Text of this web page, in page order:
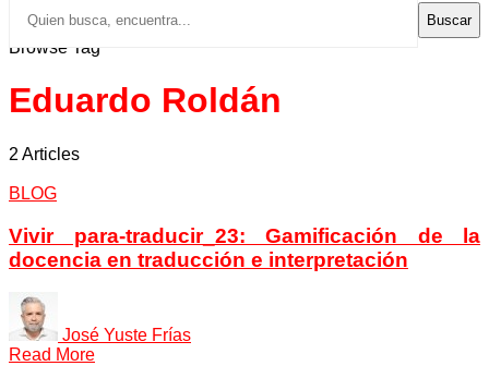
Buscar
Browse Tag
Eduardo Roldán
2 Articles
BLOG
Vivir para-traducir_23: Gamificación de la
docencia en traducción e interpretación
José Yuste Frías
Read More